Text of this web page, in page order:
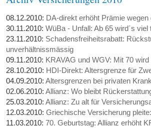
08.12.2010: DA-direkt erhöht Prämie wegen
30.11.2010:WüBa - Unfall: Ab 65 wird´s viel
23.11.2010: Schadensfreiheitsrabatt:
unverhältnissmässig
09.11.2010: KRAVAG und WGV: Mit 70
28.10.2010: HDI-Direkt: Altersgrenze für
04.09.2010:Altersgrenzen bei privaten
02.06.2010:Allianz: Wo bleibt
25.03.2010:Allianz: Zu alt für
12.03.2010:Griechische Versicherung
11.03.2010:70. Geburtstag: Allianz erhöht